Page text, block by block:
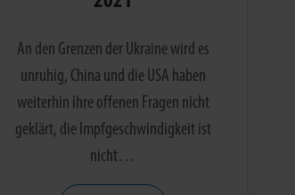
An den Grenzen der Ukraine wird es
unruhig, China und die USA haben
weiterhin ihre offenen Fragen nicht
geklärt, die Impfgeschwindigkeit ist
nicht…